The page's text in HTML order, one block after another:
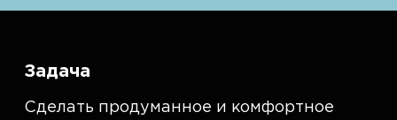
Задача
Сделать продуманное и комфортное